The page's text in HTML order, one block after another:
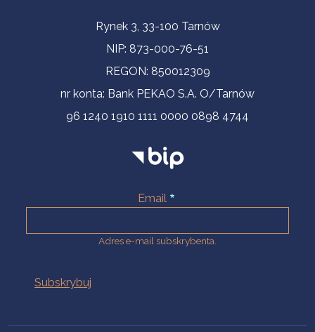
Informacje kontaktoweRynek 3, 33-100 Tarnów
NIP: 873-000-76-51
REGON: 850012309
nr konta: Bank PEKAO S.A. O/Tarnów
96 1240 1910 1111 0000 0898 4744
Email
Adres e-mail subskrybenta.